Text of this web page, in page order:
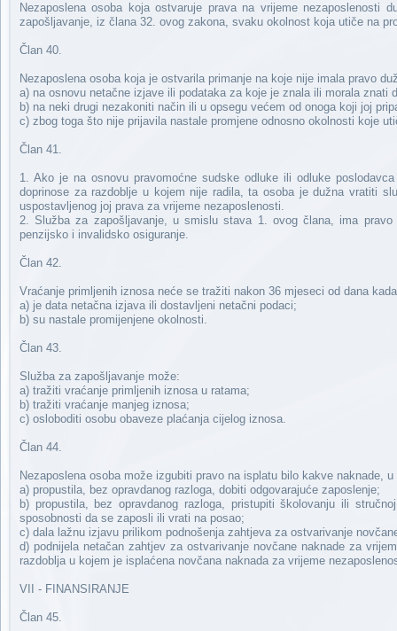
Nezaposlena osoba koja ostvaruje prava na vrijeme
zapošljavanje, iz člana 32. ovog zakona, svaku okolnost koja utiče na
Član 40.
Nezaposlena osoba koja je ostvarila primanje na koje nije imala pravo
a) na osnovu netačne izjave ili podataka za koje je znala ili morala znati
b) na neki drugi nezakoniti način ili u opsegu većem od onoga koji joj
c) zbog toga što nije prijavila nastale promjene odnosno okolnosti koje
Član 41.
1. Ako je na osnovu pravomoćne sudske odluke ili odluke
doprinose za razdoblje u kojem nije radila, ta osoba je dužna vratiti
uspostavljenog joj prava za vrijeme nezaposlenosti.
2. Služba za zapošljavanje, u smislu stava 1. ovog člana, ima
penzijsko i invalidsko osiguranje.
Član 42.
Vraćanje primljenih iznosa neće se tražiti nakon 36 mjeseci od dana
a) je data netačna izjava ili dostavljeni netačni podaci;
b) su nastale promijenjene okolnosti.
Član 43.
Služba za zapošljavanje može:
a) tražiti vraćanje primljenih iznosa u ratama;
b) tražiti vraćanje manjeg iznosa;
c) osloboditi osobu obaveze plaćanja cijelog iznosa.
Član 44.
Nezaposlena osoba može izgubiti pravo na isplatu bilo kakve naknade,
a) propustila, bez opravdanog razloga, dobiti odgovarajuće zaposlenje;
b) propustila, bez opravdanog razloga, pristupiti školovanju ili
sposobnosti da se zaposli ili vrati na posao;
c) dala lažnu izjavu prilikom podnošenja zahtjeva za ostvarivanje
d) podnijela netačan zahtjev za ostvarivanje novčane naknade za
razdoblja u kojem je isplaćena novčana naknada za vrijeme
VII - FINANSIRANJE
Član 45.